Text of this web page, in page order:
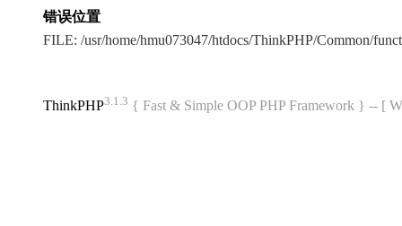
错误位置
FILE: /usr/home/hmu073047/htdocs/ThinkPHP/Common/
ThinkPHP3.1.3 { Fast & Simple OOP PHP Framework } -- [